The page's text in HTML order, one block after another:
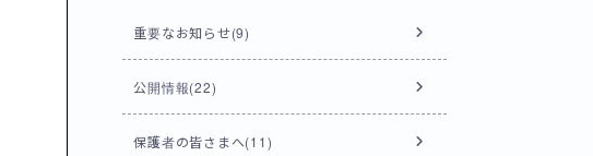
重要なお知らせ(9)
公開情報(22)
保護者の皆さまへ(11)